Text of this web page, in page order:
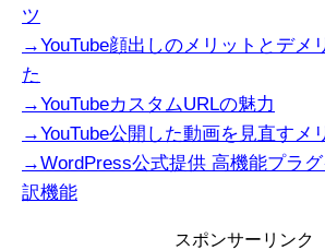
ツ
→YouTube顔出しのメリットとデメ
た
→YouTubeカスタムURLの魅力
→YouTube公開した動画を見直すメ
→WordPress公式提供 高機能プラ
訳機能
スポンサーリンク